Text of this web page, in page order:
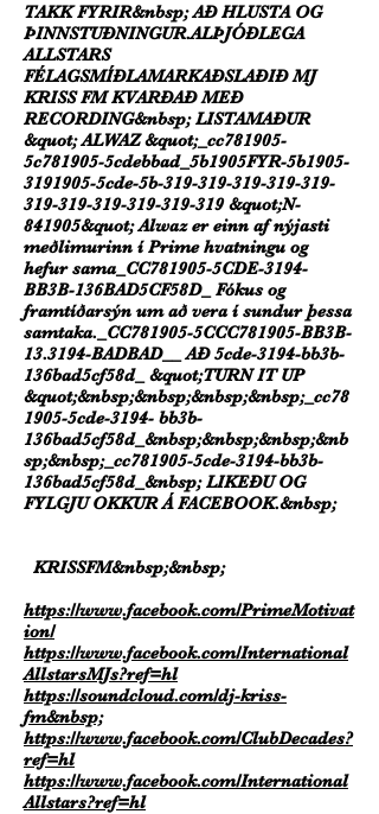
TAKK FYRIR&nbsp; AÐ HLUSTA OG
ÞINNSTUÐNINGUR.ALÞJÓÐLEGA
ALLSTARS
FÉLAGSMÍÐLAMARKAÐSLAÐIÐ MJ
KRISS FM KVARÐAÐ MEÐ
RECORDING&nbsp; LISTAMAÐUR
&quot; ALWAZ &quot;_cc781905-
5c781905-5cdebbad_5b1905FYR-5b1905-
3191905-5cde-5b-319-319-319-319-319-
319-319-319-319-319-319 &quot;N-
841905&quot; Alwaz er einn af nýjasti
meðlimurinn í Prime hvatningu og
hefur sama_CC781905-5CDE-3194-
BB3B-136BAD5CF58D_ Fókus og
framtíðarsýn um að vera í sundur þessa
samtaka._CC781905-5CCC781905-BB3B-
13.3194-BADBAD__ AÐ 5cde-3194-bb3b-
136bad5cf58d_ &quot;TURN IT UP
&quot;&nbsp;&nbsp;&nbsp;&nbsp;_cc78
1905-5cde-3194- bb3b-
136bad5cf58d_&nbsp;&nbsp;&nbsp;&nb
sp;&nbsp;_cc781905-5cde-3194-bb3b-
136bad5cf58d_&nbsp; LIKEÐU OG
FYLGJU OKKUR Á FACEBOOK.&nbsp;
KRISSFM&nbsp;&nbsp;
https://www.facebook.com/PrimeMotivat
ion/
https://www.facebook.com/International
AllstarsMJs?ref=hl
https://soundcloud.com/dj-kriss-
fm&nbsp;
https://www.facebook.com/ClubDecades?
ref=hl
https://www.facebook.com/International
Allstars?ref=hl